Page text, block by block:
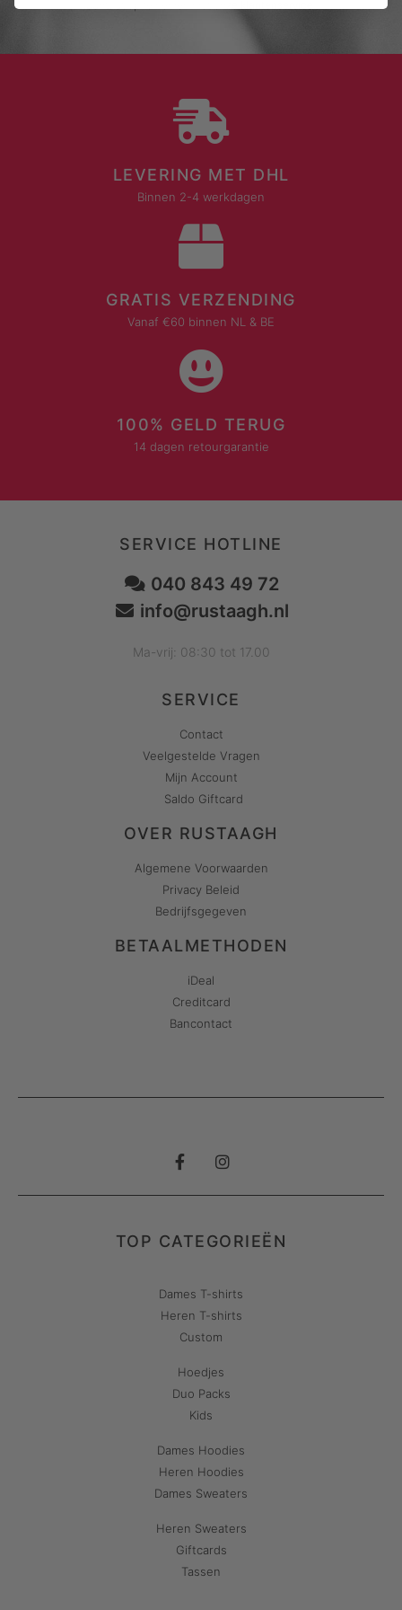
LEVERING MET DHL
Binnen 2-4 werkdagen
GRATIS VERZENDING
Vanaf €60 binnen NL & BE
100% GELD TERUG
14 dagen retourgarantie
SERVICE HOTLINE
040 843 49 72
info@rustaagh.nl
Ma-vrij: 08:30 tot 17.00
SERVICE
Contact
Veelgestelde Vragen
Mijn Account
Saldo Giftcard
OVER RUSTAAGH
Algemene Voorwaarden
Privacy Beleid
Bedrijfsgegeven
BETAALMETHODEN
iDeal
Creditcard
Bancontact
TOP CATEGORIEËN
Dames T-shirts
Heren T-shirts
Custom
Hoedjes
Duo Packs
Kids
Dames Hoodies
Heren Hoodies
Dames Sweaters
Heren Sweaters
Giftcards
Tassen